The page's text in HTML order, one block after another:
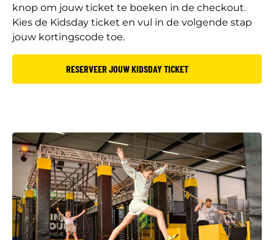
knop om jouw ticket te boeken in de checkout.
Kies de Kidsday ticket en vul in de volgende stap
jouw kortingscode toe.
RESERVEER JOUW KIDSDAY TICKET